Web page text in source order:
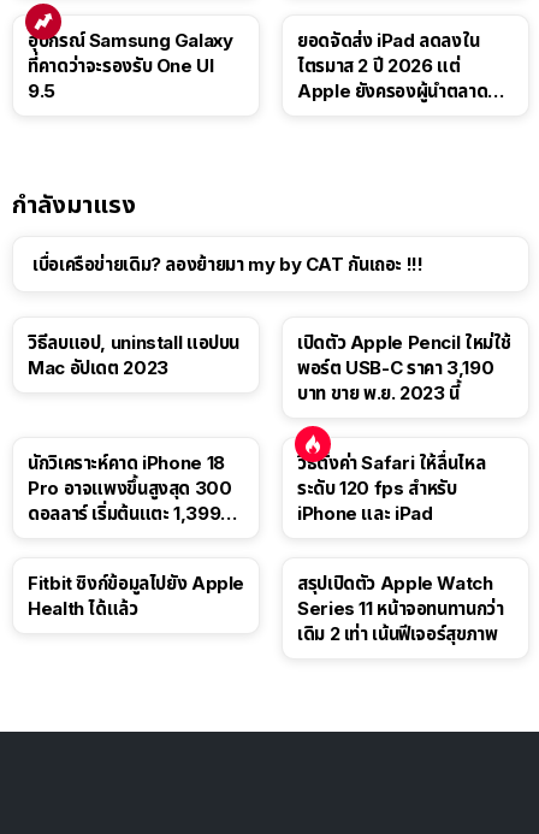
อุปกรณ์ Samsung Galaxy
ที่คาดว่าจะรองรับ One UI
9.5
ยอดจัดส่ง iPad ลดลงใน
ไตรมาส 2 ปี 2026 แต่
Apple ยังครองผู้นำตลาด
กำลังมาแรง
เบื่อเครือข่ายเดิม? ลองย้ายมา my by CAT กันเถอะ !!!
วิธีลบแอป, uninstall แอปบน
Mac อัปเดต 2023
เปิดตัว Apple Pencil ใหม่ใช้
พอร์ต USB-C ราคา 3,190
บาท ขาย พ.ย. 2023 นี้
นักวิเคราะห์คาด iPhone 18
Pro อาจแพงขึ้นสูงสุด 300
ดอลลาร์ เริ่มต้นแตะ 1,399
วิธีตั้งค่า Safari ให้ลื่นไหล
ระดับ 120 fps สำหรับ
iPhone และ iPad
Fitbit ซิงก์ข้อมูลไปยัง Apple
Health ได้แล้ว
สรุปเปิดตัว Apple Watch
Series 11 หน้าจอทนทานกว่า
เดิม 2 เท่า เน้นฟีเจอร์สุขภาพ